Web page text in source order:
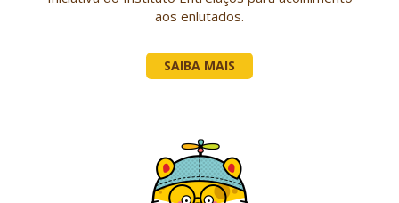
aos enlutados.
SAIBA MAIS